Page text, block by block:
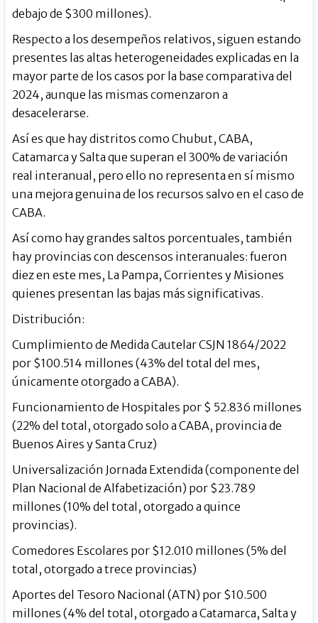
debajo de $300 millones).
Respecto a los desempeños relativos, siguen estando
presentes las altas heterogeneidades explicadas en la
mayor parte de los casos por la base comparativa del
2024, aunque las mismas comenzaron a
desacelerarse.
Así es que hay distritos como Chubut, CABA,
Catamarca y Salta que superan el 300% de variación
real interanual, pero ello no representa en sí mismo
una mejora genuina de los recursos salvo en el caso de
CABA.
Así como hay grandes saltos porcentuales, también
hay provincias con descensos interanuales: fueron
diez en este mes, La Pampa, Corrientes y Misiones
quienes presentan las bajas más significativas.
Distribución:
Cumplimiento de Medida Cautelar CSJN 1864/2022
por $100.514 millones (43% del total del mes,
únicamente otorgado a CABA).
Funcionamiento de Hospitales por $ 52.836 millones
(22% del total, otorgado solo a CABA, provincia de
Buenos Aires y Santa Cruz)
Universalización Jornada Extendida (componente del
Plan Nacional de Alfabetización) por $23.789
millones (10% del total, otorgado a quince
provincias).
Comedores Escolares por $12.010 millones (5% del
total, otorgado a trece provincias)
Aportes del Tesoro Nacional (ATN) por $10.500
millones (4% del total, otorgado a Catamarca, Salta y